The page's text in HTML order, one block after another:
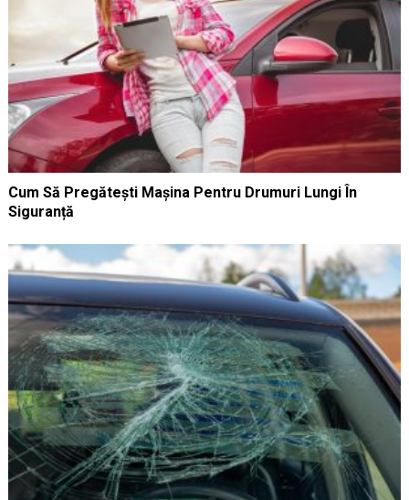
Cum Să Pregătești Mașina Pentru Drumuri Lungi În
Siguranță